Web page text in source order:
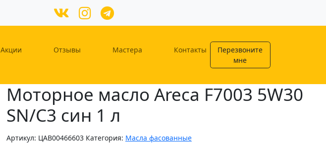
Акции Отзывы Мастера Контакты
Перезвоните
мне
Моторное масло Areca F7003 5W30
SN/C3 син 1 л
Артикул: ЦAB00466603 Категория: Масла фасованные